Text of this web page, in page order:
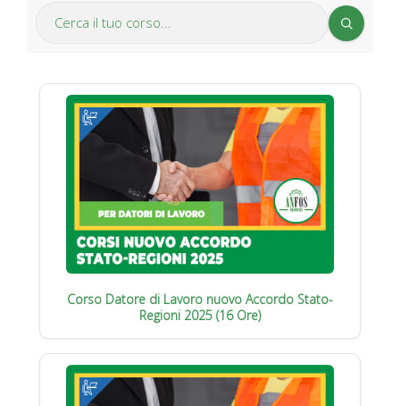
Corso Datore di Lavoro nuovo Accordo Stato-
Regioni 2025 (16 Ore)